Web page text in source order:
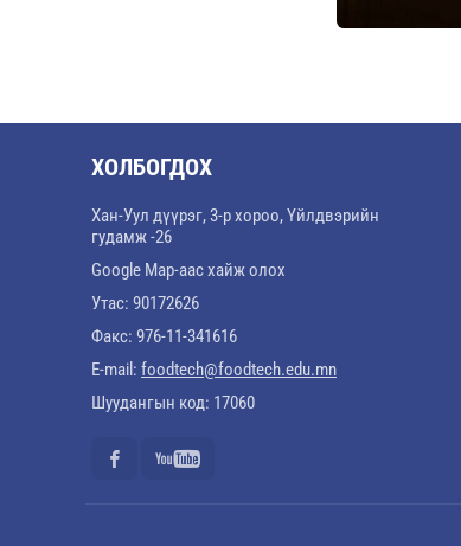
ХОЛБОГДОХ
Хан-Уул дүүрэг, 3-р хороо, Үйлдвэрийн
гудамж -26
Google Map-аас хайж олох
Утас: 90172626
Факс: 976-11-341616
E-mail: foodtech@foodtech.edu.mn
Шуудангын код: 17060